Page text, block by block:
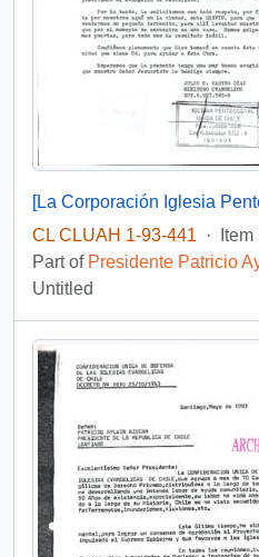
CL CLUAH 1-93-441
· Item
Part of Presidente Patricio
Untitled